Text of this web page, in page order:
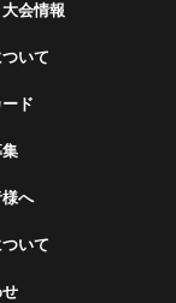
する場合で
境・データ等
ンセルによ
会情報
いて
ド
へ
いて